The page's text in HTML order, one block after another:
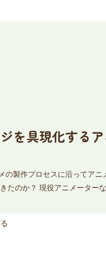
を具現化する
製作プロセスに沿ってア
たのか？ 現役アニメーター